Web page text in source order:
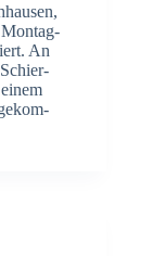
Mon­tag­
An
Schier­